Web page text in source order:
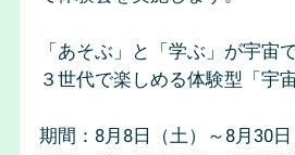
「あそぶ」と「学ぶ」が宇
３世代で楽しめる体験型「宇宙
期間：8月8日（土）～8月30日